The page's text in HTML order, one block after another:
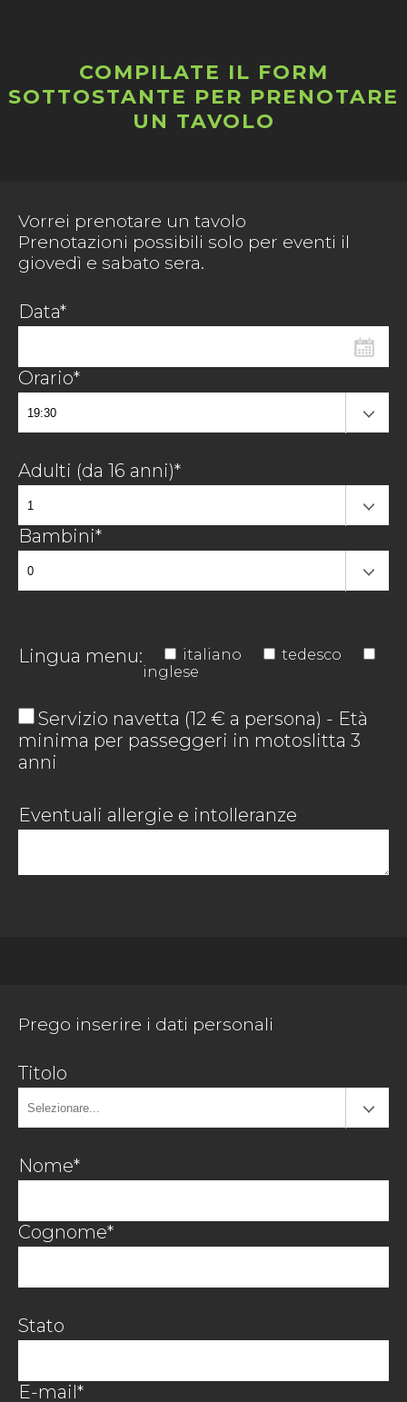
COMPILATE IL FORM
SOTTOSTANTE PER PRENOTARE
UN TAVOLO
Vorrei prenotare un tavolo
Prenotazioni possibili solo per eventi il
giovedì e sabato sera.
Data*
Orario*
Adulti (da 16 anni)*
Bambini*
Lingua menu: italiano
tedesco
inglese
Servizio navetta (12 € a persona) - Età
minima per passeggeri in motoslitta 3
anni
Eventuali allergie e intolleranze
Prego inserire i dati personali
Titolo
Nome*
Cognome*
Stato
E-mail*